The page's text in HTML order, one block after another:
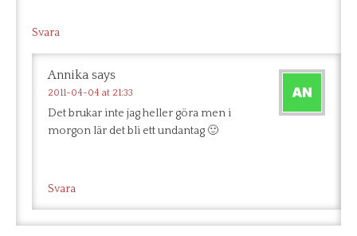
Svara
Annika says
2011-04-04 at 21:33
Det brukar inte jag heller göra men i
morgon lär det bli ett undantag 🙂
Svara